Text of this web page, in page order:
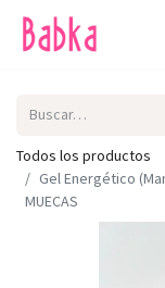
Todos los productos
Gel Energético
MUECAS